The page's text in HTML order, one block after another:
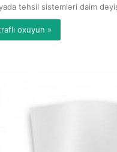
təhsil sistemləri daim
oxuyun »